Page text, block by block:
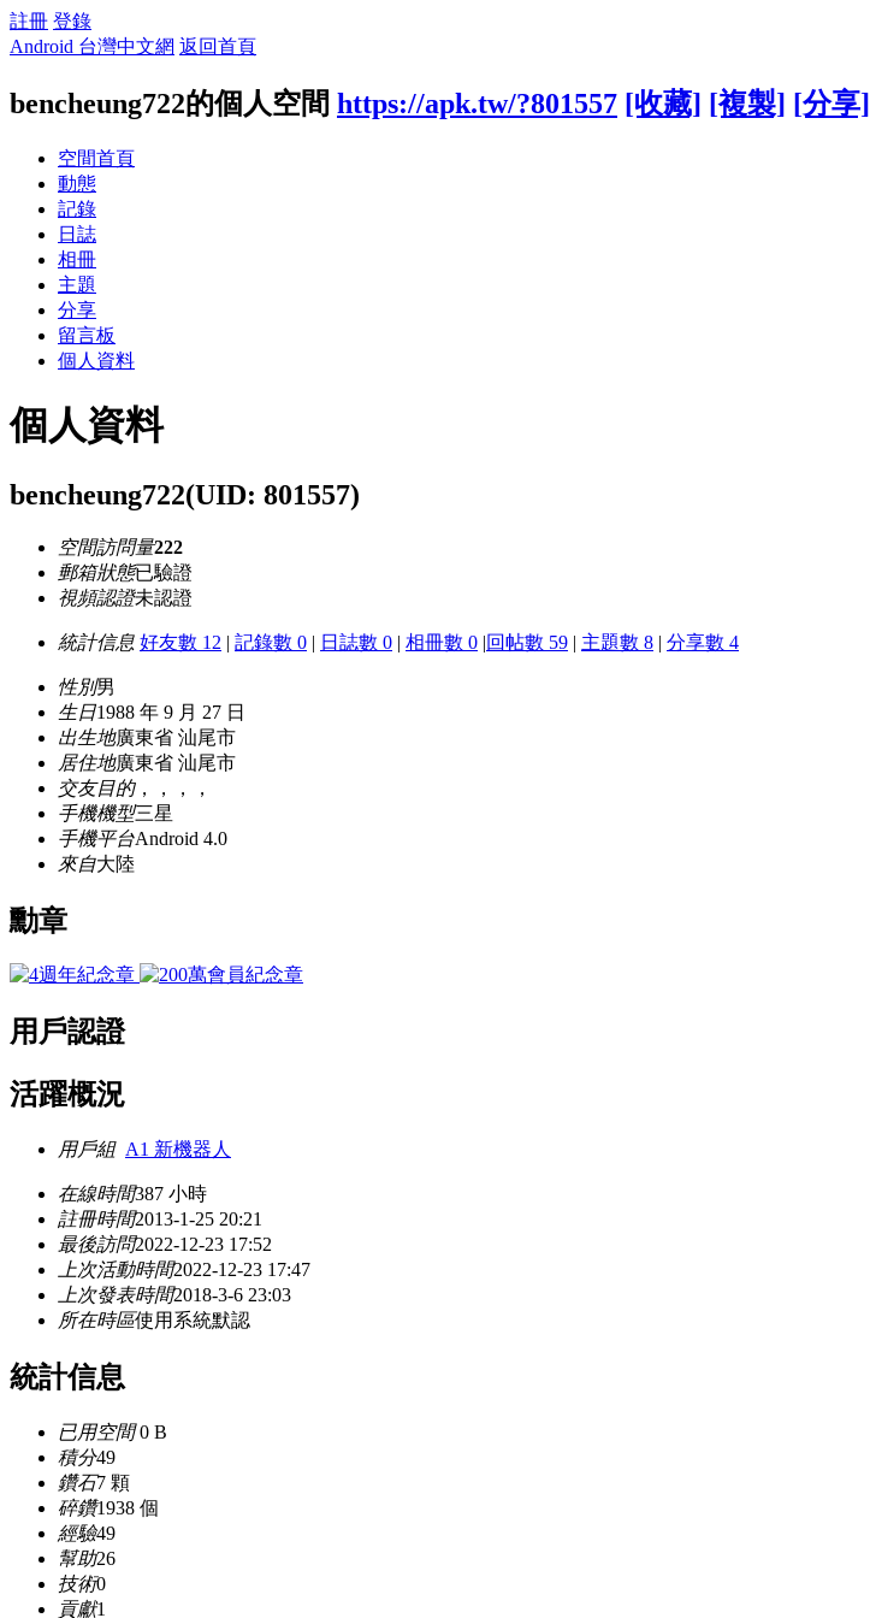
註冊 登錄
Android 台灣中文網 返回首頁
bencheung722的個人空間 https://apk.tw/?801557 [收藏] [複製] [分享]
空間首頁
動態
記錄
日誌
相冊
主題
分享
留言板
個人資料
個人資料
bencheung722(UID: 801557)
空間訪問量222
郵箱狀態已驗證
視頻認證未認證
統計信息 好友數 12 | 記錄數 0 | 日誌數 0 | 相冊數 0 |回帖數 59 | 主題數 8 | 分享數 4
性別男
生日1988 年 9 月 27 日
出生地廣東省 汕尾市
居住地廣東省 汕尾市
交友目的，，，，
手機機型三星
手機平台Android 4.0
來自大陸
勳章
用戶認證
活躍概況
用戶組 A1 新機器人
在線時間387 小時
註冊時間2013-1-25 20:21
最後訪問2022-12-23 17:52
上次活動時間2022-12-23 17:47
上次發表時間2018-3-6 23:03
所在時區使用系統默認
統計信息
已用空間0 B
積分49
鑽石7 顆
碎鑽1938 個
經驗49
幫助26
技術0
貢獻1